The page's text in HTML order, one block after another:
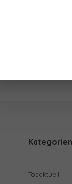
Kategorien
Topaktuell